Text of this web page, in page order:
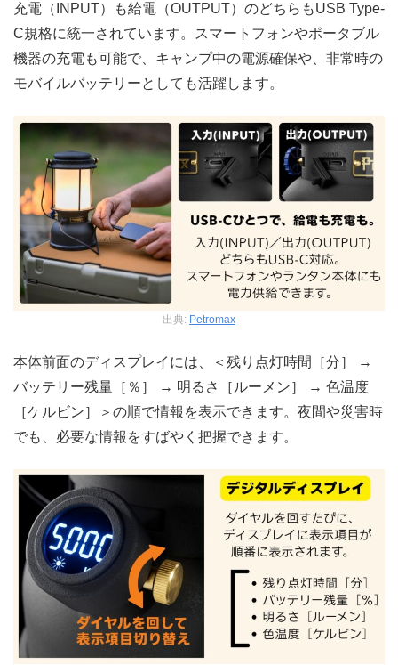
充電（INPUT）も給電（OUTPUT）のどちらもUSB Type-
C規格に統一されています。スマートフォンやポータブル
機器の充電も可能で、キャンプ中の電源確保や、非常時の
モバイルバッテリーとしても活躍します。
出典: Petromax
本体前面のディスプレイには、＜残り点灯時間［分］ →
バッテリー残量［％］ → 明るさ［ルーメン］ → 色温度
［ケルビン］＞の順で情報を表示できます。夜間や災害時
でも、必要な情報をすばやく把握できます。